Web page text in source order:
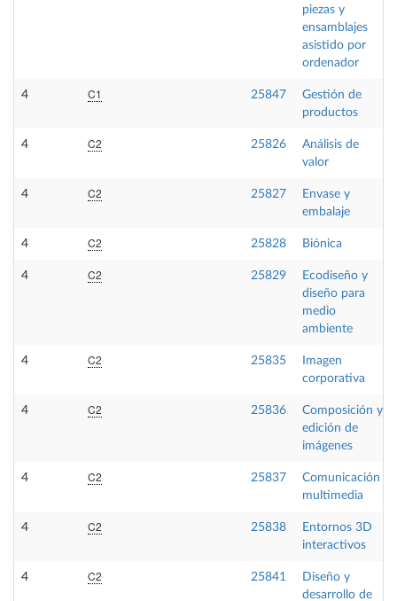
piezas y
ensamblajes
asistido por
ordenador
4 C1 25847
Gestión de
productos
4 C2 25826
Análisis de
valor
4 C2 25827
Envase y
embalaje
4 C2 25828 Biónica
4 C2 25829
Ecodiseño y
diseño para
medio
ambiente
4 C2 25835
Imagen
corporativa
4 C2 25836
Composición y
edición de
imágenes
4 C2 25837
Comunicación
multimedia
4 C2 25838
Entornos 3D
interactivos
4 C2 25841
Diseño y
desarrollo de